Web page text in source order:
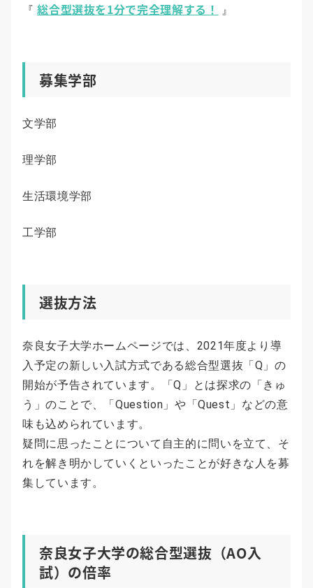
『総合型選抜を1分で完全理解する！ 』
募集学部
文学部
理学部
生活環境学部
工学部
選抜方法
奈良女子大学ホームページでは、2021年度より導
入予定の新しい入試方式である総合型選抜「Q」の
開始が予告されています。「Q」とは探求の「きゅ
う」のことで、「Question」や「Quest」などの意
味も込められています。
疑問に思ったことについて自主的に問いを立て、そ
れを解き明かしていくといったことが好きな人を募
集しています。
奈良女子大学の総合型選抜（AO入
試）の倍率